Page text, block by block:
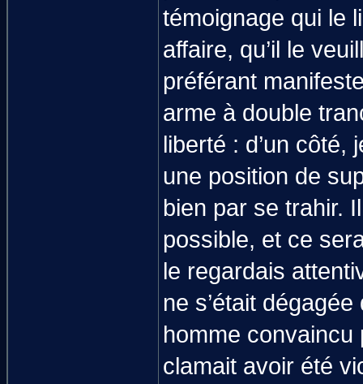
témoignage qui le
affaire, qu’il le
préférant
arme à double
liberté : d’un côté,
une position de
bien par se trahir.
possible, et ce
le regardais
ne s’était
homme
clamait avoir été